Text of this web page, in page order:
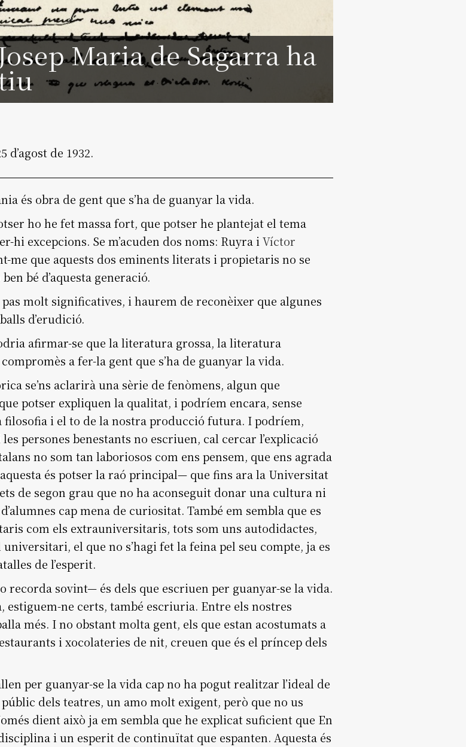
Maria de Sagarra ha
d’agost de 1932.
és obra de gent que s’ha de guanyar la vida.
ho he fet massa fort, que potser he plantejat el tema
hi excepcions. Se m’acuden dos noms: Ruyra i Víctor
me que aquests dos eminents literats i propietaris no se
bé d’aquesta generació.
molt significatives, i haurem de reconèixer que algunes
d’erudició.
afirmar-se que la literatura grossa, la literatura
a fer-la gent que s’ha de guanyar la vida.
se’ns aclarirà una sèrie de fenòmens, algun que
potser expliquen la qualitat, i podríem encara, sense
i el to de la nostra producció futura. I podríem,
persones benestants no escriuen, cal cercar l’explicació
no som tan laboriosos com ens pensem, que ens agrada
és potser la raó principal— que fins ara la Universitat
de segon grau que no ha aconseguit donar una cultura ni
cap mena de curiositat. També em sembla que es
com els extrauniversitaris, tots som uns autodidactes,
el que no s’hagi fet la feina pel seu compte, ja es
de l’esperit.
recorda sovint— és dels que escriuen per guanyar-se la vida.
estiguem-ne certs, també escriuria. Entre els nostres
més. I no obstant molta gent, els que estan acostumats a
i xocolateries de nit, creuen que és el príncep dels
per guanyar-se la vida cap no ha pogut realitzar l’ideal de
públic dels teatres, un amo molt exigent, però que no us
dient això ja em sembla que he explicat suficient que En
i un esperit de continuïtat que espanten. Aquesta és